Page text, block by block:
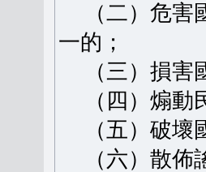
（二）危害
一的；
（三）損害
（四）煽動
（五）破壞
（六）散佈